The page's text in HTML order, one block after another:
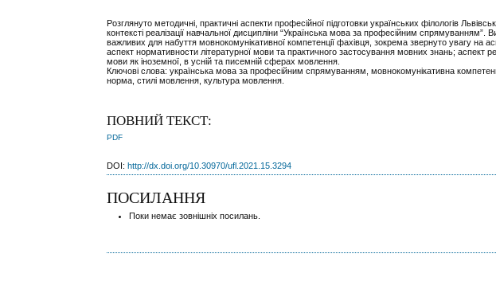
Розглянуто методичні, практичні аспекти професійної підготовки українських філологів
контексті реалізації навчальної дисципліни “Українська мова за професійним
важливих для набуття мовнокомунікативної компетенції фахівця, зокрема звернуто увагу на
аспект нормативности літературної мови та практичного застосування мовних знань; аспект
мови як іноземної, в усній та писемній сферах мовлення.
Ключові слова: українська мова за професійним спрямуванням, мовнокомунікативна
норма, стилі мовлення, культура мовлення.
ПОВНИЙ ТЕКСТ:
PDF
DOI:http://dx.doi.org/10.30970/ufl.2021.15.3294
ПОСИЛАННЯ
Поки немає зовнішніх посилань.